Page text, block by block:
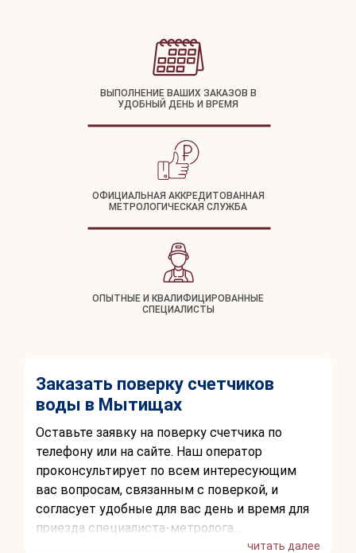
ВЫПОЛНЕНИЕ ВАШИХ ЗАКАЗОВ В
УДОБНЫЙ ДЕНЬ И ВРЕМЯ
ОФИЦИАЛЬНАЯ АККРЕДИТОВАННАЯ
МЕТРОЛОГИЧЕСКАЯ СЛУЖБА
ОПЫТНЫЕ И КВАЛИФИЦИРОВАННЫЕ
СПЕЦИАЛИСТЫ
Заказать поверку счетчиков
воды в Мытищах
Оставьте заявку на поверку счетчика по
телефону или на сайте. Наш оператор
проконсультирует по всем интересующим
вас вопросам, связанным с поверкой, и
согласует удобные для вас день и время для
приезда специалиста-метролога...
читать далее